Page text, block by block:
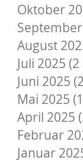
Oktober
August
Juli 2025
Juni 2025
Mai 2025
April 2025
Februar
Januar